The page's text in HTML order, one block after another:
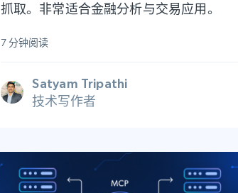
抓取。非常适合金融分析与交易应用。
7 分钟阅读
Satyam Tripathi
技术写作者